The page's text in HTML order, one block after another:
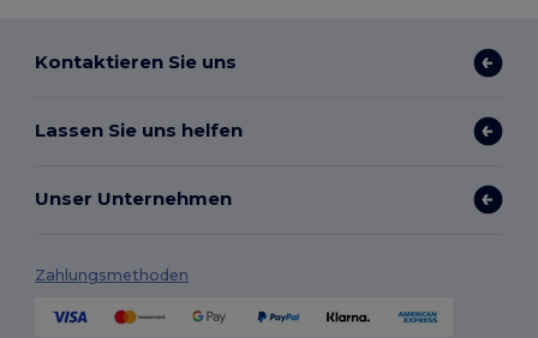
Kontaktieren Sie uns
Lassen Sie uns helfen
Unser Unternehmen
Zahlungsmethoden